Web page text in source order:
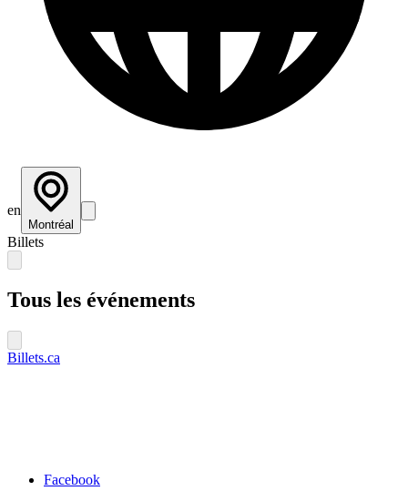
en
Montréal
Billets
Tous les événements
Billets.ca
Facebook